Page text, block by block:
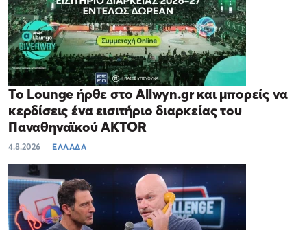
Το Lounge ήρθε στο Allwyn.gr και μπορείς να
κερδίσεις ένα εισιτήριο διαρκείας του
Παναθηναϊκού AKTOR
4.8.2026 ΕΛΛΑΔΑ